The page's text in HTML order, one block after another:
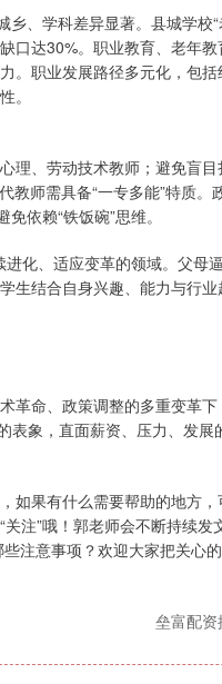
、学科差异显著。县城学校
口达30%。职业教育、老年
。职业发展路径多元化，包
。
理、劳动技术教师；避免盲
师需具备“一专多能”特质。
依赖“铁饭碗”思维。
进化、适应变革的领域。父
生结合自身兴趣、能力与行
命、政策调整的多重变革下
表象，直面薪资、压力、发
如果有什么需要帮助的地方
注”哦！郭老师会不断持续
注意事项？欢迎大家把关心
垒富配资